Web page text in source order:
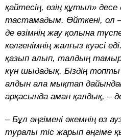
қайтесің, өзің құтыл»
тастамадым. Өйткені, ол –
де өзімнің жау қолына
келгенімнің жалғыз куәсі
қазып алып, талдың
күн шыдадық. Біздің топты
алдын ала мықтап
арқасында аман қалдық, –
– Бұл әңгімені әкемнің өз
туралы тіс жарып әңгіме